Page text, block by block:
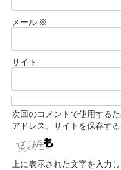
メール ※
サイト
次回のコメントで使用する
アドレス、サイトを保存する
上に表示された文字を入力し